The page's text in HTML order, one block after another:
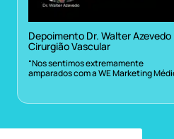
Depoimento Dr. Walter Azevedo
Cirurgião Vascular
“Nos sentimos extremamente
amparados com a WE Marketing